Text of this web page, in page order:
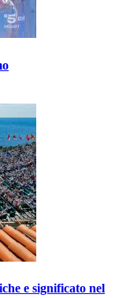
e significato nel